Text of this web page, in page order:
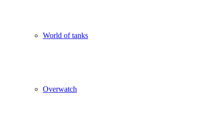
World of tanks
Overwatch